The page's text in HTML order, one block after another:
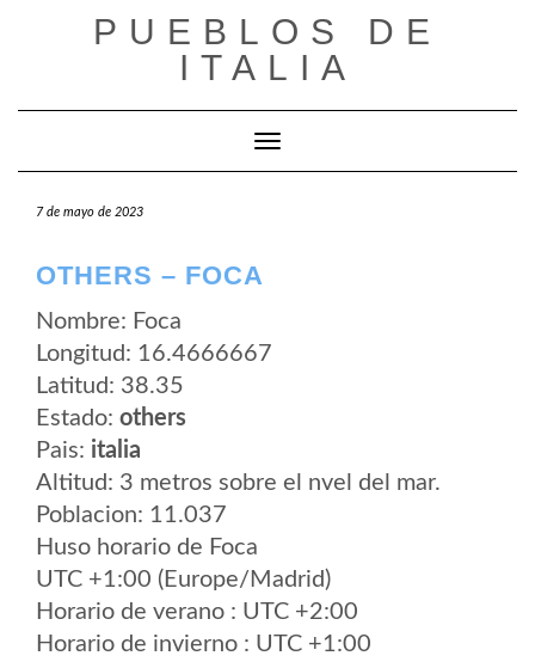
PUEBLOS DE
ITALIA
Cambiar modo de navegación
7 de mayo de 2023
OTHERS – FOCA
Nombre: Foca
Longitud: 16.4666667
Latitud: 38.35
Estado: others
Pais: italia
Altitud: 3 metros sobre el nvel del mar.
Poblacion: 11.037
Huso horario de Foca
UTC +1:00 (Europe/Madrid)
Horario de verano : UTC +2:00
Horario de invierno : UTC +1:00